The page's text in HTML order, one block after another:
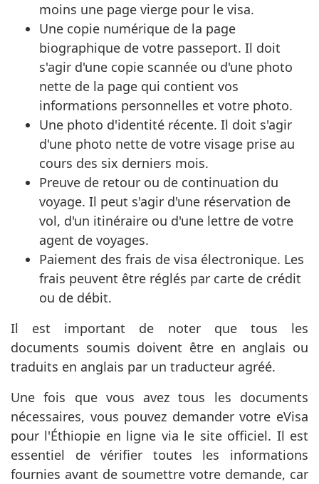
moins une page vierge pour le visa.
Une copie numérique de la page
biographique de votre passeport. Il doit
s'agir d'une copie scannée ou d'une photo
nette de la page qui contient vos
informations personnelles et votre photo.
Une photo d'identité récente. Il doit s'agir
d'une photo nette de votre visage prise au
cours des six derniers mois.
Preuve de retour ou de continuation du
voyage. Il peut s'agir d'une réservation de
vol, d'un itinéraire ou d'une lettre de votre
agent de voyages.
Paiement des frais de visa électronique. Les
frais peuvent être réglés par carte de crédit
ou de débit.
Il est important de noter que tous les
documents soumis doivent être en anglais ou
traduits en anglais par un traducteur agréé.
Une fois que vous avez tous les documents
nécessaires, vous pouvez demander votre eVisa
pour l'Éthiopie en ligne via le site officiel. Il est
essentiel de vérifier toutes les informations
fournies avant de soumettre votre demande, car